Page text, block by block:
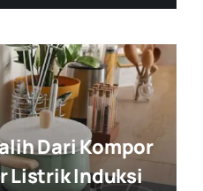
Dari Kompor
Listrik Induksi